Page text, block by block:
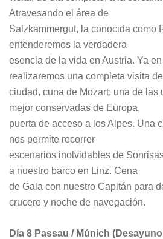
Atravesando el área de
Salzkammergut, la conocida como
entenderemos la verdadera
esencia de la vida en Austria. Ya
realizaremos una completa visita
ciudad, cuna de Mozart; una de las
mejor conservadas de Europa,
puerta de acceso a los Alpes. Una
nos permite recorrer
escenarios inolvidables de
a nuestro barco en Linz. Cena
de Gala con nuestro Capitán para
crucero y noche de navegación.
Día 8 Passau / Múnich